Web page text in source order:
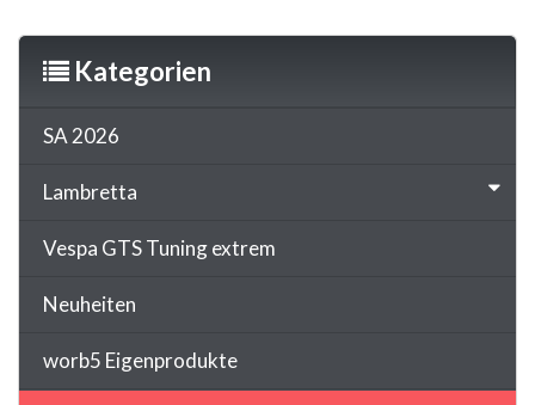
Kategorien
SA 2026
Lambretta
Vespa GTS Tuning extrem
Neuheiten
worb5 Eigenprodukte